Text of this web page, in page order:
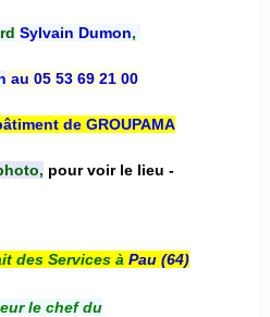
Sylvain Dumon,
au 05 53 69 21 00
de GROUPAMA
pour voir le lieu -
des Services à Pau (64)
le chef du